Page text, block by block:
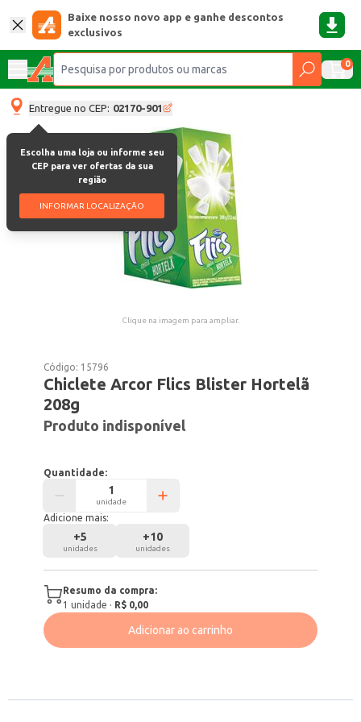
Baixe nosso novo app e ganhe descontos
exclusivos
0
Entregue no CEP: 02170-901
Escolha uma loja ou informe seu
CEP para ver ofertas da sua
região
INFORMAR LOCALIZAÇÃO
Clique na imagem para ampliar.
Código: 15796
Chiclete Arcor Flics Blister Hortelã
208g
Produto indisponível
Quantidade:
unidade
Adicione mais:
+5
unidades
+10
unidades
Resumo da compra:
1 unidade · R$ 0,00
Adicionar ao carrinho